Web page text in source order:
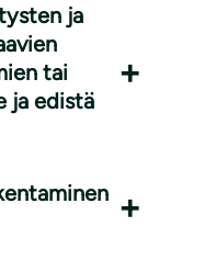
ja
tai
ja edistä